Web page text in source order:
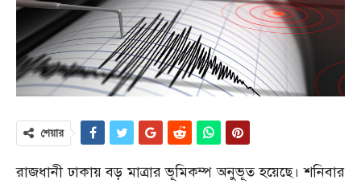
শেয়ার
রাজধানী ঢাকায় বড় মাত্রার ভূমিকম্প অনুভূত হয়েছে। শনিবার